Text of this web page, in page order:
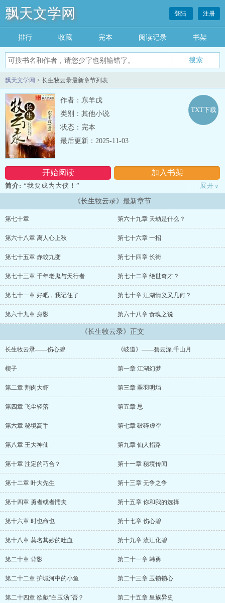
飘天文学网 登陆 注册
排行 收藏 完本 阅读记录 书架
飘天文学网 > 长生牧云录最新章节列表
作者：东羊戊
类别：其他小说
状态：完本
开始阅读 加入书架
TXT下载
最后更新：2025-11-03
简介: “我要成为大侠！”
这是李牧坚定而又朴实的愿望。
命运之神啊，轻轻拨动了手中的琴弦——
演奏出杂乱无序，却又华丽绝伦的乐章。
绝世的长生剑，划破了苍穹，却为何斩不断相思……
神秘的三生石，沟通了前生，却为何窥不见来世……
……
我放牧着天边的悠悠白云——
思念和回忆，却成了永生的旋律！
.........
展开 »
《长生牧云录》最新章节
第七十章 第六十九章 天劫是什么？
第六十八章 离人心上秋 第七十六章 一招
第七十五章 赤蛟九变 第七十四章 长街
第七十三章 千年老鬼与天行者 第七十二章 绝世奇才？
第七十一章 好吧，我记住了 第七十章 江湖情义又几何？
第六十九章 身影 第六十八章 食魂之说
《长生牧云录》正文
长生牧云录——伤心碧 《岐道》——碧云深.千山月
楔子 第一章 江湖幻梦
第二章 割肉大虾 第三章 翠羽明垱
第四章 飞尘轻落 第五章 思
第六章 秘境高手 第七章 破碎虚空
第八章 王大神仙 第九章 仙人指路
第十章 注定的巧合？ 第十一章 秘境传闻
第十二章 叶大先生 第十三章 无争之争
第十四章 勇者或者懦夫 第十五章 你和我的选择
第十六章 时也命也 第十七章 伤心碧
第十八章 莫名其妙的吐血 第十九章 流江化碧
第二十章 背影 第二十一章 韩勇
第二十二章 护城河中的小鱼 第二十三章 玉锁锁心
第二十四章 欲献“白玉汤”否？ 第二十五章 皇族异史